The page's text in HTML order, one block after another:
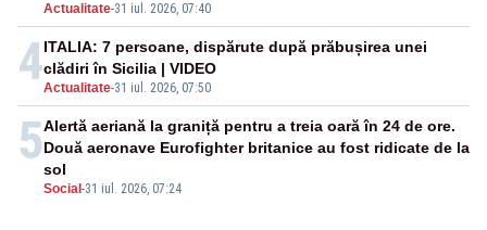
Actualitate-31 iul. 2026, 07:40
4Actualitate-31 iul. 2026, 07:50
ITALIA: 7 persoane, dispărute după prăbușirea unei
clădiri în Sicilia | VIDEO
5
Social -31 iul. 2026, 07:24
Alertă aeriană la graniță pentru a treia oară în 24 de ore.
Două aeronave Eurofighter britanice au fost ridicate de la
sol